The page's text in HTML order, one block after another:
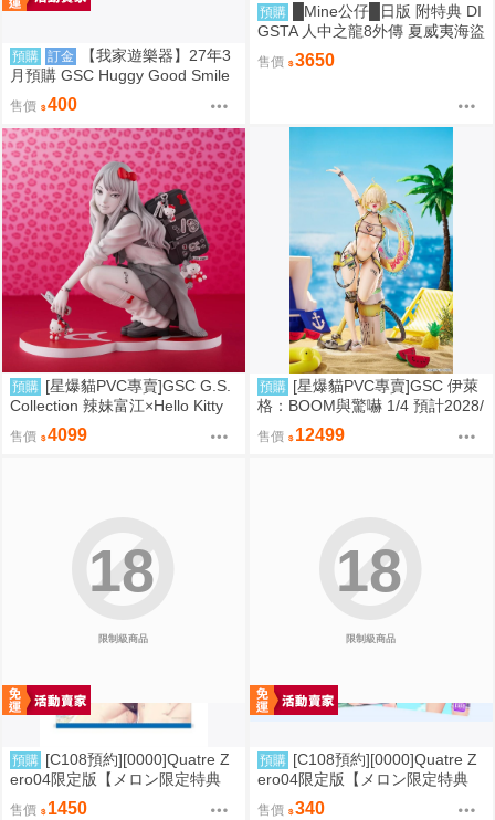
預購 訂金
【我家遊樂器】27年3
月預購 GSC Huggy Good Smile
崩壞：星穹鐵道 黑塔 斯科特 2款
可選
售價 400
預購
█Mine公仔█日版 附特典 DI
GSTA 人中之龍8外傳 夏威夷海盜
船長真島 真島吾朗 PVC D9252
售價 3650
預購 [星爆貓PVC專賣]GSC G.S.
Collection 辣妹富江×Hello Kitty
預計2027/11到貨
售價 4099
預購 [星爆貓PVC專賣]GSC 伊萊
格：BOOM與驚嚇 1/4 預計2028/
01到貨
售價 12499
限制級商品
18
預購 [C108預約][0000]Quatre Z
ero04限定版【メロン限定特典
付】+B2掛軸 同人誌id=3726590
售價 1450
限制級商品
18
預購 [C108預約][0000]Quatre Z
ero04限定版【メロン限定特典
付】 同人誌id=3791481
售價 340